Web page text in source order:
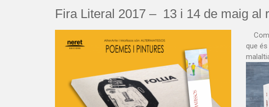
Fira Literal 2017 – 13 i 14 de maig al
que